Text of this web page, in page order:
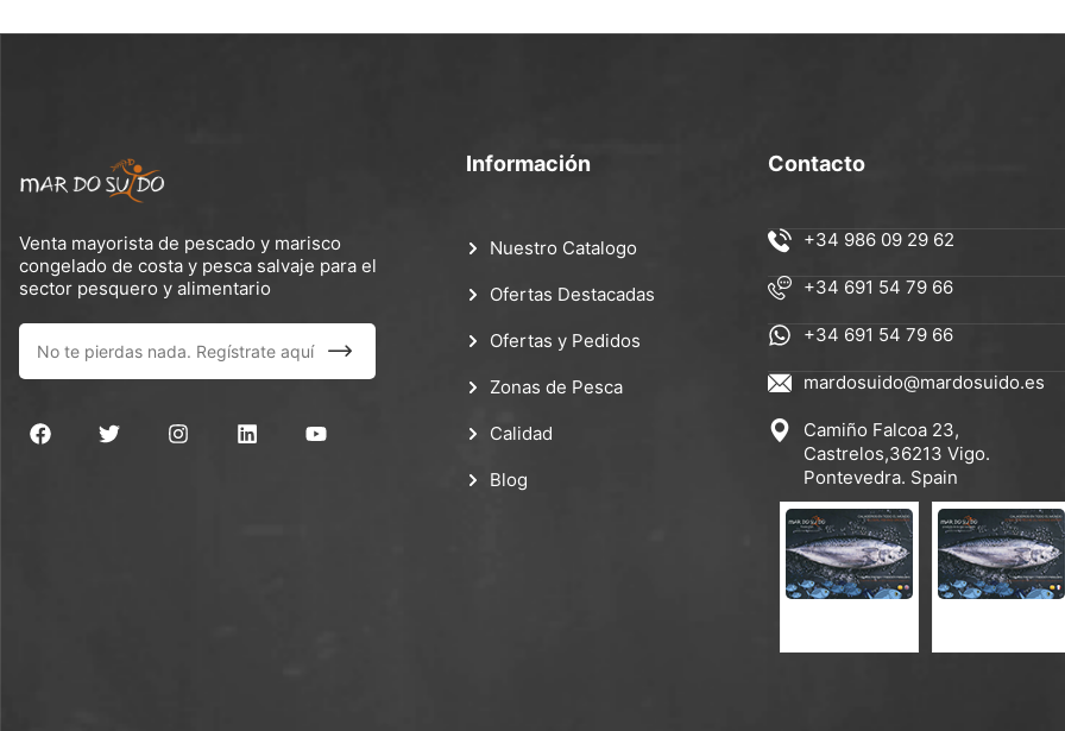
Venta mayorista de pescado y marisco
congelado de costa y pesca salvaje para el
sector pesquero y alimentario
Información
Nuestro Catalogo
Ofertas Destacadas
Ofertas y Pedidos
Zonas de Pesca
Calidad
Blog
Contacto
+34 986 09 29 62
+34 691 54 79 66
+34 691 54 79 66
mardosuido@mardosuido.es
Camiño Falcoa 23,
Castrelos,36213 Vigo.
Pontevedra. Spain